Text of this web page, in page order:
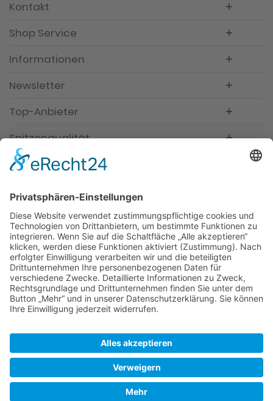
Kontakt
Shop Service
Informationen
Newsletter
Top-Anbieter
Spitzenqualität
Kompetente Beratung
Partner
* Alle Preise inkl. gesetzl. Mehrwertsteuer, inkl.
Versandkosten
FAQ Händler Login
Hilfe / Unterstützung
Newsletter
Warum WACCEX?
Kundeninformationen
Datenschutzerklärung Impressum
Versand- und Zahlungsbedingungen